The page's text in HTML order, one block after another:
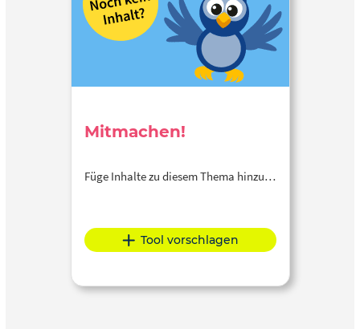
Mitmachen!
Füge Inhalte zu diesem Thema hinzu…
Tool vorschlagen